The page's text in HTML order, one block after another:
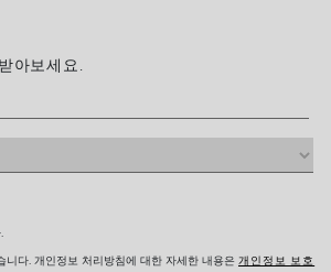
아보세요.
니다. 개인정보 처리방침에 대한 자세한 내용은 개인정보 보호